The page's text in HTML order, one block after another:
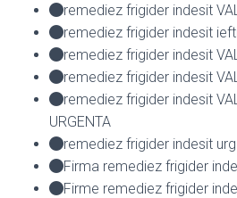
remediez frigider indesit
remediez frigider indesit
remediez frigider indesit
remediez frigider indesit
remediez frigider indesit
URGENTA
remediez frigider indesit
Firma remediez frigider
Firme remediez frigider